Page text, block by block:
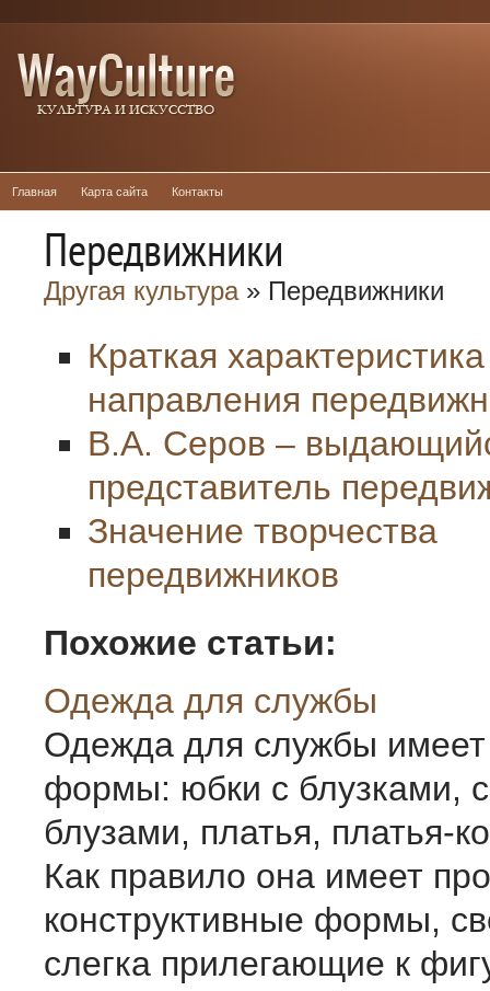
Главная Карта сайта Контакты
Передвижники
Другая культура» Передвижники
Краткая характеристика
направления
В.А. Серов –
представитель
Значение творчества
передвижников
Похожие статьи:
Одежда для службы
Одежда для службы
формы: юбки с блузками,
блузами, платья, платья-
Как правило она имеет
конструктивные формы,
слегка прилегающие к